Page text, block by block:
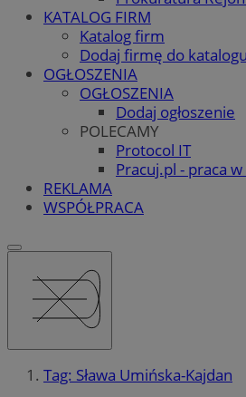
KATALOG FIRM
Katalog firm
Dodaj firmę do katalogu
OGŁOSZENIA
OGŁOSZENIA
Dodaj ogłoszenie
POLECAMY
Protocol IT
Pracuj.pl - praca
REKLAMA
WSPÓŁPRACA
Tag: Sława Umińska-Kajdan